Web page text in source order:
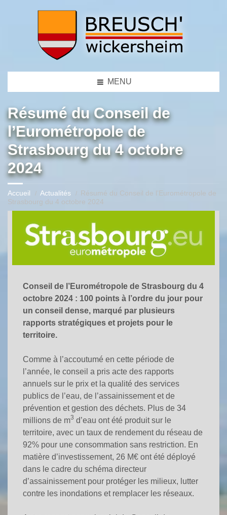
MENU
Résumé du Conseil de
l’Eurométropole de
Strasbourg du 4 octobre
2024
Accueil Actualités
Résumé du Conseil de l’Eurométropole de
Strasbourg du 4 octobre 2024
Conseil de l’Eurométropole de Strasbourg du 4
octobre 2024 : 100 points à l’ordre du jour pour
un conseil dense, marqué par plusieurs
rapports stratégiques et projets pour le
territoire.
Comme à l’accoutumé en cette période de
l’année, le conseil a pris acte des rapports
annuels sur le prix et la qualité des services
publics de l’eau, de l’assainissement et de
prévention et gestion des déchets. Plus de 34
millions de m3 d’eau ont été produit sur le
territoire, avec un taux de rendement du réseau de
92% pour une consommation sans restriction. En
matière d’investissement, 26 M€ ont été déployé
dans le cadre du schéma directeur
d’assainissement pour protéger les milieux, lutter
contre les inondations et remplacer les réseaux.